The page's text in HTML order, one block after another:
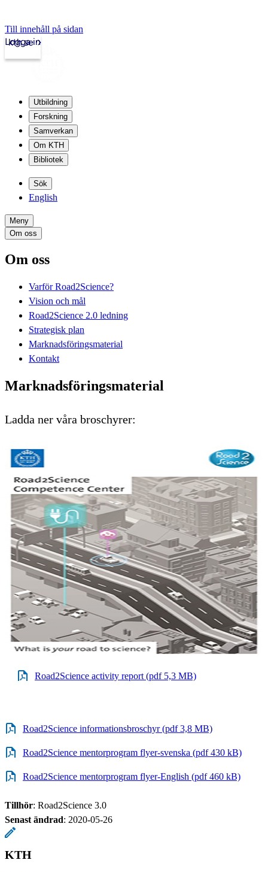
Till innehåll på sidan
kth.se
Logga in
Utbildning
Forskning
Samverkan
Om KTH
Bibliotek
Sök
English
Meny
Om oss
Om oss
Varför Road2Science?
Vision och mål
Road2Science 2.0 ledning
Strategisk plan
Marknadsföringsmaterial
Kontakt
Marknadsföringsmaterial
Ladda ner våra broschyrer:
Road2Science activity report (pdf 5,3 MB)
Road2Science informationsbroschyr (pdf 3,8 MB)
Road2Science mentorprogram flyer-svenska (pdf 430 kB)
Road2Science mentorprogram flyer-English (pdf 460 kB)
Tillhör: Road2Science 3.0
Senast ändrad: 2020-05-26
KTH